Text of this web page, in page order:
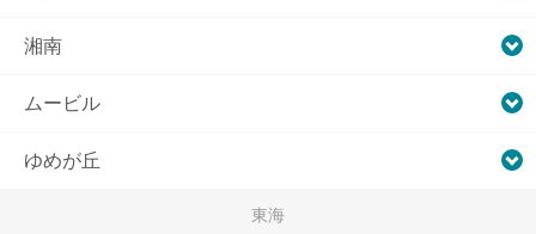
湘南
ムービル
ゆめが丘
東海